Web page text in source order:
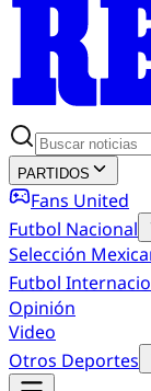
PARTIDOS
Fans United
Futbol Nacional
Selección
Futbol
Opinión
Video
Otros Deportes